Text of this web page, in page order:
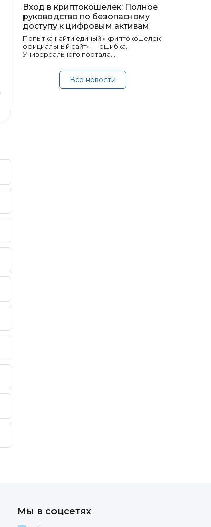
Вход в криптокошелек: Полное
руководство по безопасному
доступу к цифровым активам
Попытка найти единый «криптокошелек
официальный сайт» — ошибка.
Универсального портала…
Все новости
Мы в соцсетях